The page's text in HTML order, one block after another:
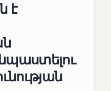
է
նպաստելու